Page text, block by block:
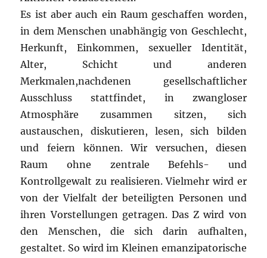
Es ist aber auch ein Raum geschaffen worden,
in dem Menschen unabhängig von Geschlecht,
Herkunft, Einkommen, sexueller Identität,
Alter, Schicht und anderen
Merkmalen,nachdenen gesellschaftlicher
Ausschluss stattfindet, in zwangloser
Atmosphäre zusammen sitzen, sich
austauschen, diskutieren, lesen, sich bilden
und feiern können. Wir versuchen, diesen
Raum ohne zentrale Befehls- und
Kontrollgewalt zu realisieren. Vielmehr wird er
von der Vielfalt der beteiligten Personen und
ihren Vorstellungen getragen. Das Z wird von
den Menschen, die sich darin aufhalten,
gestaltet. So wird im Kleinen emanzipatorische